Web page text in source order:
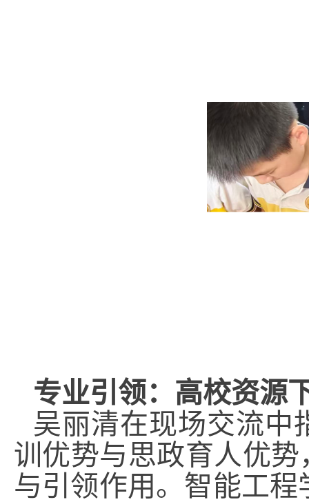
专业引领：高校资源
吴丽清在现场交流中
训优势与思政育人优
与引领作用。智能工程